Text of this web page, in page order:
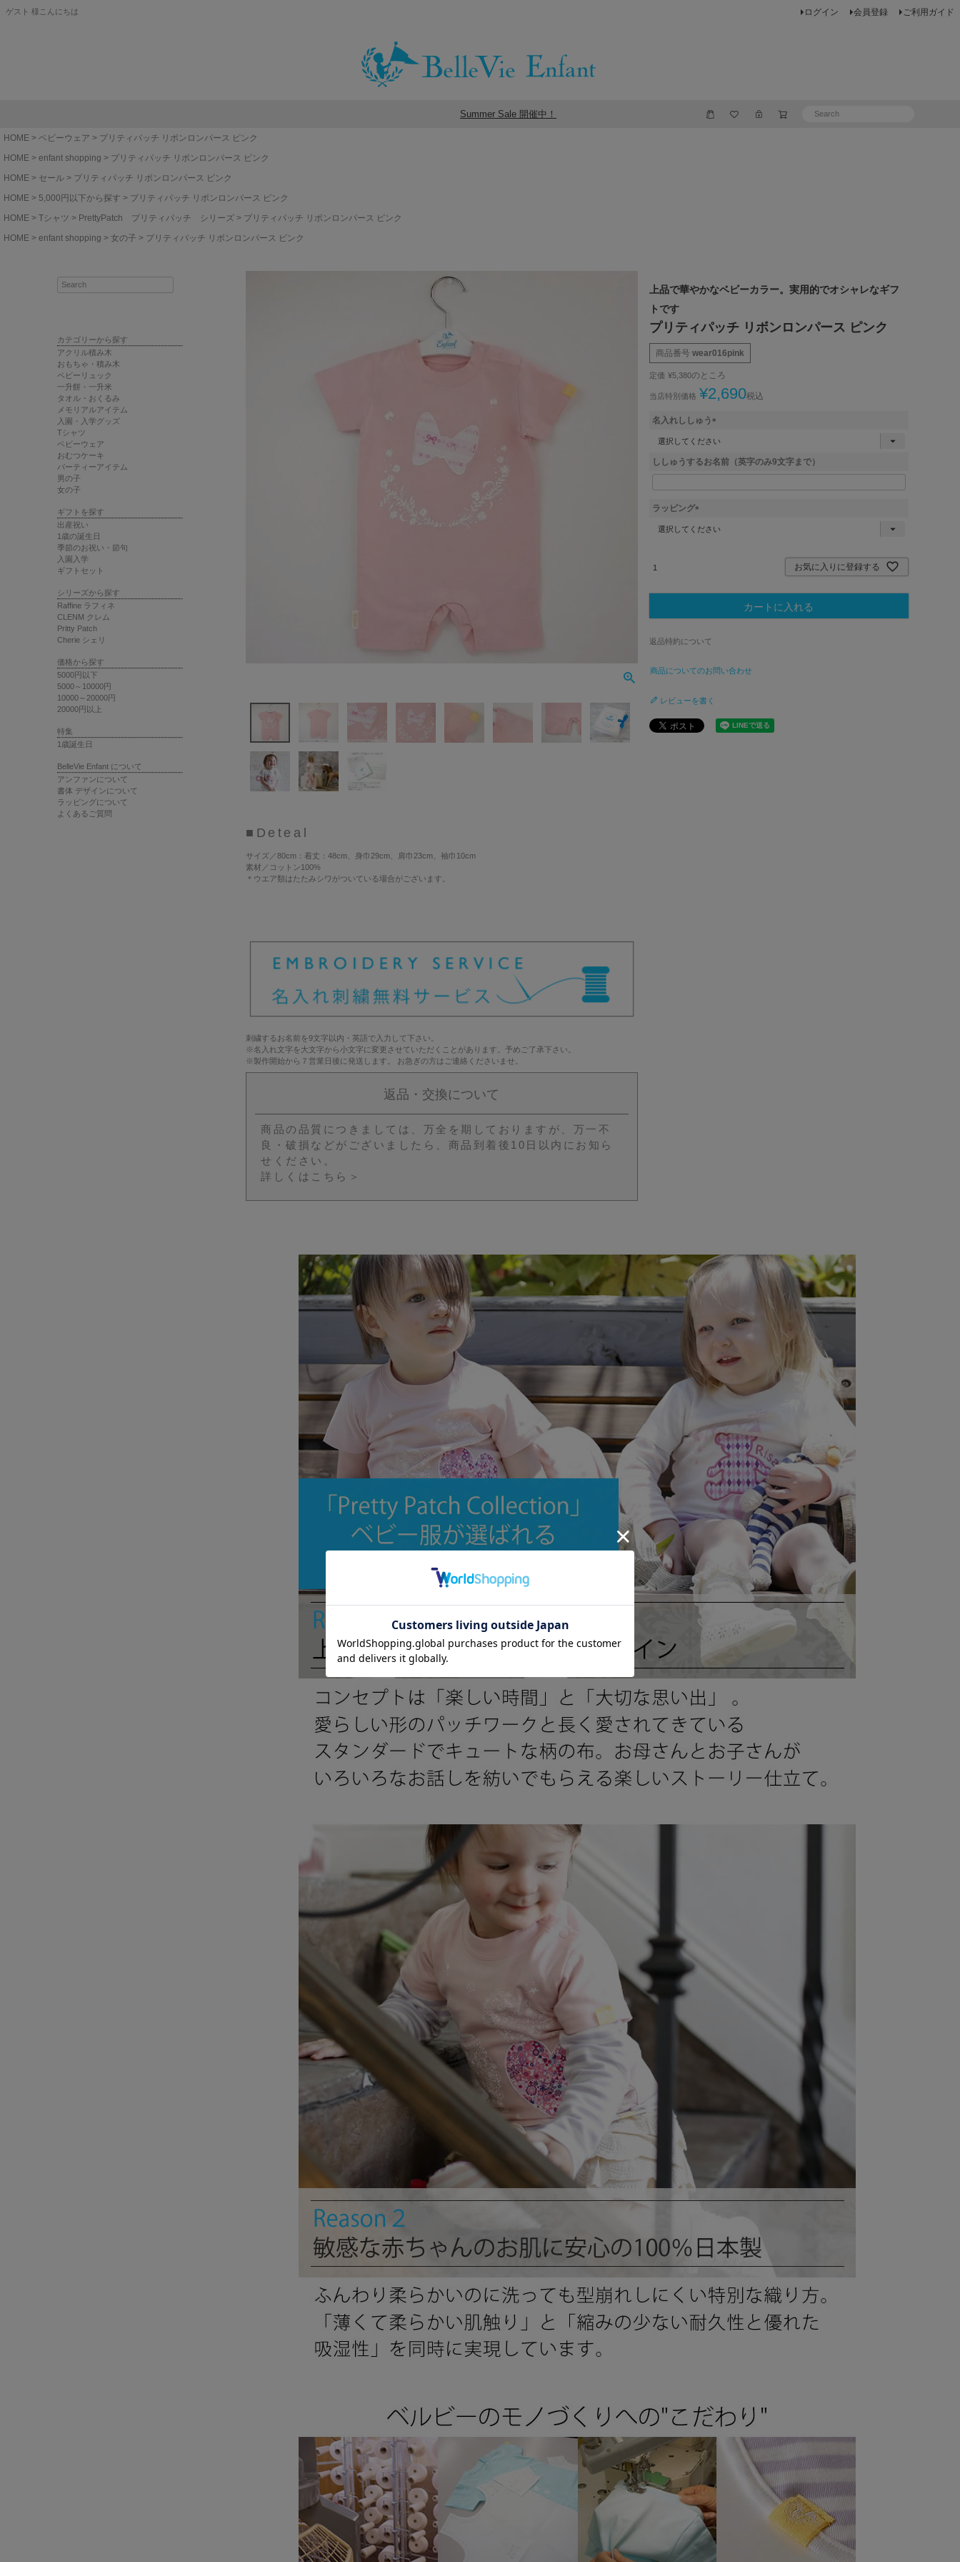
ゲスト 様こんにちは ログイン 会員登録 ご利用ガイド
Summer Sale 開催中！
HOME ベビーウェア
プリティパッチ リボンロンパース ピンク
HOME
enfant shopping
プリティパッチ リボンロンパース ピンク
HOME
セール
プリティパッチ リボンロンパース ピンク
HOME
5,000円以下から探す
プリティパッチ リボンロンパース ピンク
HOME
Tシャツ PrettyPatch プリティパッチ シリーズ
プリティパッチ リボンロンパース ピンク
HOME
enfant shopping 女の子 プリティパッチ リボンロンパース ピンク
カテゴリーから探す
アクリル積み木
おもちゃ・積み木
ベビーリュック
一升餅・一升米
タオル・おくるみ
メモリアルアイテム
入園・入学グッズ
Tシャツ
ベビーウェア
おむつケーキ
パーティーアイテム
男の子
女の子
ギフトを探す
出産祝い
1歳の誕生日
季節のお祝い・節句
入園入学
ギフトセット
シリーズから探す
Raffine ラフィネ
CLENM クレム
Pritty Patch
Cherie シェリ
価格から探す
5000円以下
5000～10000円
10000～20000円
20000円以上
特集
1歳誕生日
BelleVie Enfant について
アンファンについて
書体 デザインについて
ラッピングについて
よくあるご質問
■Deteal
サイズ ／80cm：着丈：48cm、身巾29cm、肩巾23cm、袖巾10cm
素材 ／コットン100%
＊ウエア類はたたみシワがついている場合がございます。
刺繍するお名前を9文字以内・英語で入力して下さい。
※名入れ文字を大文字から小文字に変更させていただくことがあります。予めご了承下さい。
※製作開始から７営業日後に発送します。 お急ぎの方はご連絡くださいませ。
返品・交換について
商品の品質につきましては、万全を期しておりますが、万一不
良・破損などがございましたら、商品到着後10日以内にお知ら
せください。
詳しくはこちら＞
上品で華やかなベビーカラー。実用的でオシャレなギフ
トです
プリティパッチ リボンロンパース ピンク
商品番号 wear016pink
定価 ¥5,380のところ
当店特別価格 ¥2,690税込
名入れししゅう
須
)
ししゅうするお名前（英字のみ9文字まで）
ラッピング
お気に入りに登録する
カートに入れる
返品特約について
商品についてのお問い合わせ
レビューを書く